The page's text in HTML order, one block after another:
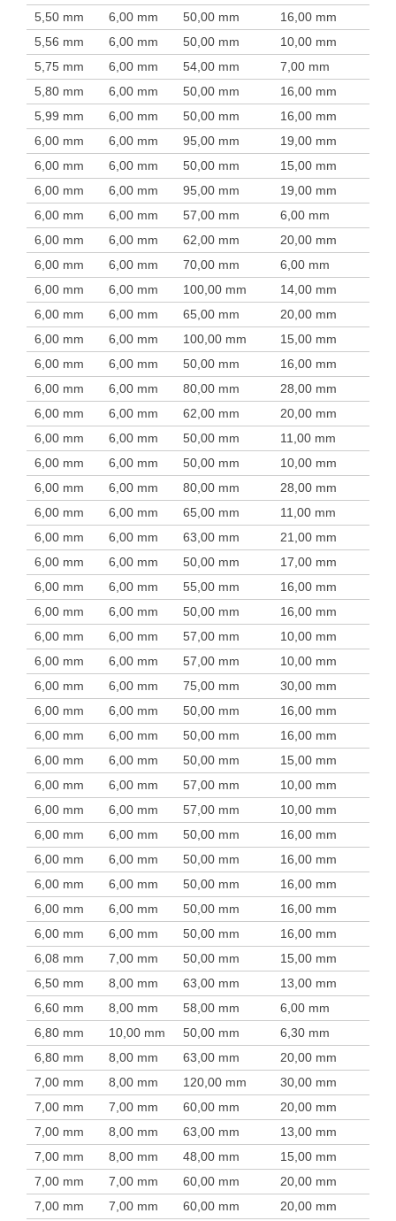
5,50 mm
6,00 mm 50,00 mm 16,00 mm
5,56 mm
6,00 mm 50,00 mm 10,00 mm
5,75 mm
6,00 mm 54,00 mm 7,00 mm
5,80 mm
6,00 mm 50,00 mm 16,00 mm
5,99 mm
6,00 mm 50,00 mm 16,00 mm
6,00 mm
6,00 mm 95,00 mm 19,00 mm
6,00 mm
6,00 mm 50,00 mm 15,00 mm
6,00 mm
6,00 mm 95,00 mm 19,00 mm
6,00 mm
6,00 mm 57,00 mm 6,00 mm
6,00 mm
6,00 mm 62,00 mm 20,00 mm
6,00 mm
6,00 mm 70,00 mm 6,00 mm
6,00 mm
6,00 mm 100,00 mm 14,00 mm
6,00 mm
6,00 mm 65,00 mm 20,00 mm
6,00 mm
6,00 mm 100,00 mm 15,00 mm
6,00 mm
6,00 mm 50,00 mm 16,00 mm
6,00 mm
6,00 mm 80,00 mm 28,00 mm
6,00 mm
6,00 mm 62,00 mm 20,00 mm
6,00 mm
6,00 mm 50,00 mm 11,00 mm
6,00 mm
6,00 mm 50,00 mm 10,00 mm
6,00 mm
6,00 mm 80,00 mm 28,00 mm
6,00 mm
6,00 mm 65,00 mm 11,00 mm
6,00 mm
6,00 mm 63,00 mm 21,00 mm
6,00 mm
6,00 mm 50,00 mm 17,00 mm
6,00 mm
6,00 mm 55,00 mm 16,00 mm
6,00 mm
6,00 mm 50,00 mm 16,00 mm
6,00 mm
6,00 mm 57,00 mm 10,00 mm
6,00 mm
6,00 mm 57,00 mm 10,00 mm
6,00 mm
6,00 mm 75,00 mm 30,00 mm
6,00 mm
6,00 mm 50,00 mm 16,00 mm
6,00 mm
6,00 mm 50,00 mm 16,00 mm
6,00 mm
6,00 mm 50,00 mm 15,00 mm
6,00 mm
6,00 mm 57,00 mm 10,00 mm
6,00 mm
6,00 mm 57,00 mm 10,00 mm
6,00 mm
6,00 mm 50,00 mm 16,00 mm
6,00 mm
6,00 mm 50,00 mm 16,00 mm
6,00 mm
6,00 mm 50,00 mm 16,00 mm
6,00 mm
6,00 mm 50,00 mm 16,00 mm
6,00 mm
6,00 mm 50,00 mm 16,00 mm
6,08 mm
7,00 mm 50,00 mm 15,00 mm
6,50 mm
8,00 mm 63,00 mm 13,00 mm
6,60 mm
8,00 mm 58,00 mm 6,00 mm
6,80 mm
10,00 mm 50,00 mm 6,30 mm
6,80 mm
8,00 mm 63,00 mm 20,00 mm
7,00 mm
8,00 mm 120,00 mm 30,00 mm
7,00 mm
7,00 mm 60,00 mm 20,00 mm
7,00 mm
8,00 mm 63,00 mm 13,00 mm
7,00 mm
8,00 mm 48,00 mm 15,00 mm
7,00 mm
7,00 mm 60,00 mm 20,00 mm
7,00 mm
7,00 mm 60,00 mm 20,00 mm